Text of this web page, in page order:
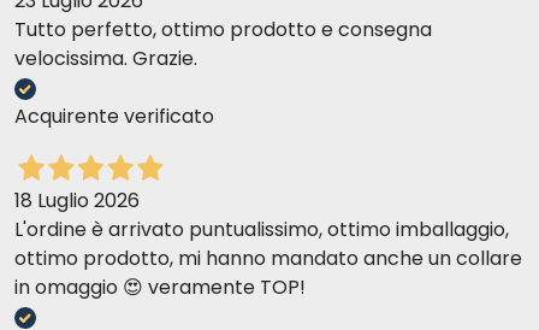
Tutto perfetto, ottimo prodotto e consegna
velocissima. Grazie.
Acquirente verificato
18 Luglio 2026
L'ordine è arrivato puntualissimo, ottimo imballaggio,
ottimo prodotto, mi hanno mandato anche un collare
in omaggio 😍 veramente TOP!